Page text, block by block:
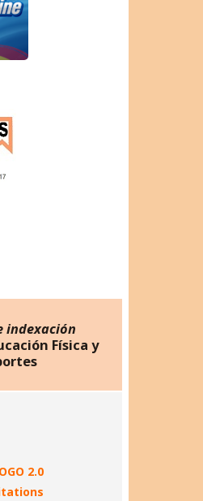
indexación
Física y
2.0